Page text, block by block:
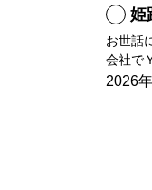
姫
お世話
会社で
2026